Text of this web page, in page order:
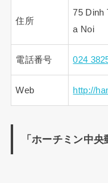
住所
75 Dinh
a Noi
電話番号 024
Web http://
「ホーチミン中央